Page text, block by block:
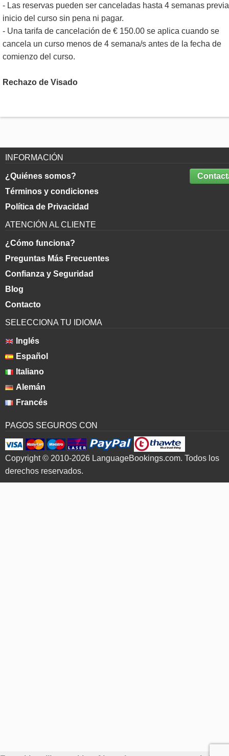
- Las reservas pueden ser canceladas hasta 4 semanas
inicio del curso sin pena ni pagar.
- Una tarifa de cancelación de € 150.00 se aplica cuando se
cancela un curso menos de 4 semana/s antes de la fecha de
comienzo del curso.
Rechazo de Visado
INFORMACIÓN
¿Quiénes somos?
Términos y condiciones
Política de Privacidad
ATENCIÓN AL CLIENTE
¿Cómo funciona?
Preguntas Más Frecuentes
Confianza y Seguridad
Blog
Contacto
SELECCIONA TU IDIOMA
Inglés
Español
Italiano
Alemán
Francés
PAGOS SEGUROS CON
Copyright © 2010-2026 LanguageBookings.com. Todos los
derechos reservados.